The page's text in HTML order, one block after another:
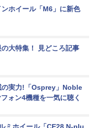
ホイール「M6」に新色
大特集！ 見どころ記事
の実力!「Osprey」Noble
ォン4機種を一気に聴く